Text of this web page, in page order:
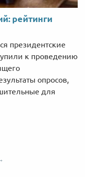
рейтинги
президентские
к проведению
опросов,
для